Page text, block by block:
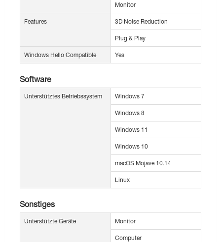
Monitor
Features 3D Noise Reduction
Plug & Play
Windows Hello Compatible Yes
Software
Unterstütztes Betriebssystem Windows 7
Windows 8
Windows 11
Windows 10
macOS Mojave 10.14
Linux
Sonstiges
Unterstützte Geräte Monitor
Computer